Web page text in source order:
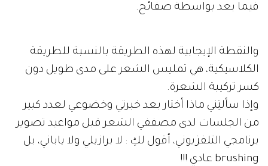
فيما بعد بواسطة صفائح.
والنقطة الإيجابية لهذه الطريقة بالنسبة للطريقة
الكلاسيكية، هي تمليس الشعر على مدى طويل دون
كسر تركيبة الشعرة.
وإذا سألتِني ماذا أختار بعد خبرتي وخضوعي لعدد كبير
من الجلسات لدى مصففي الشعر قبل مواعيد تصوير
برنامجي التلفزيوني، أقول لكِ : لا برازيلي ولا ياباني، بل
brushing عادي !!!